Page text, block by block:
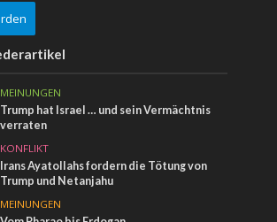
MEINUNGEN
Trump hat Israel … und sein Vermächtnis
verraten
KONFLIKT
Irans Ayatollahs fordern die Tötung von
Trump und Netanjahu
MEINUNGEN